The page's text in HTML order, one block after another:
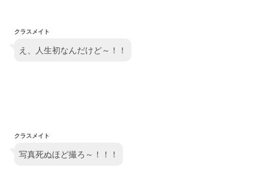
クラスメイト
え、人生初なんだけど～！！
クラスメイト
写真死ぬほど撮ろ～！！！